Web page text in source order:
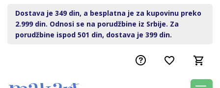
Dostava je 349 din, a besplatna je za kupovinu preko
2.999 din. Odnosi se na porudžbine iz Srbije. Za
porudžbine ispod 501 din, dostava je 399 din.